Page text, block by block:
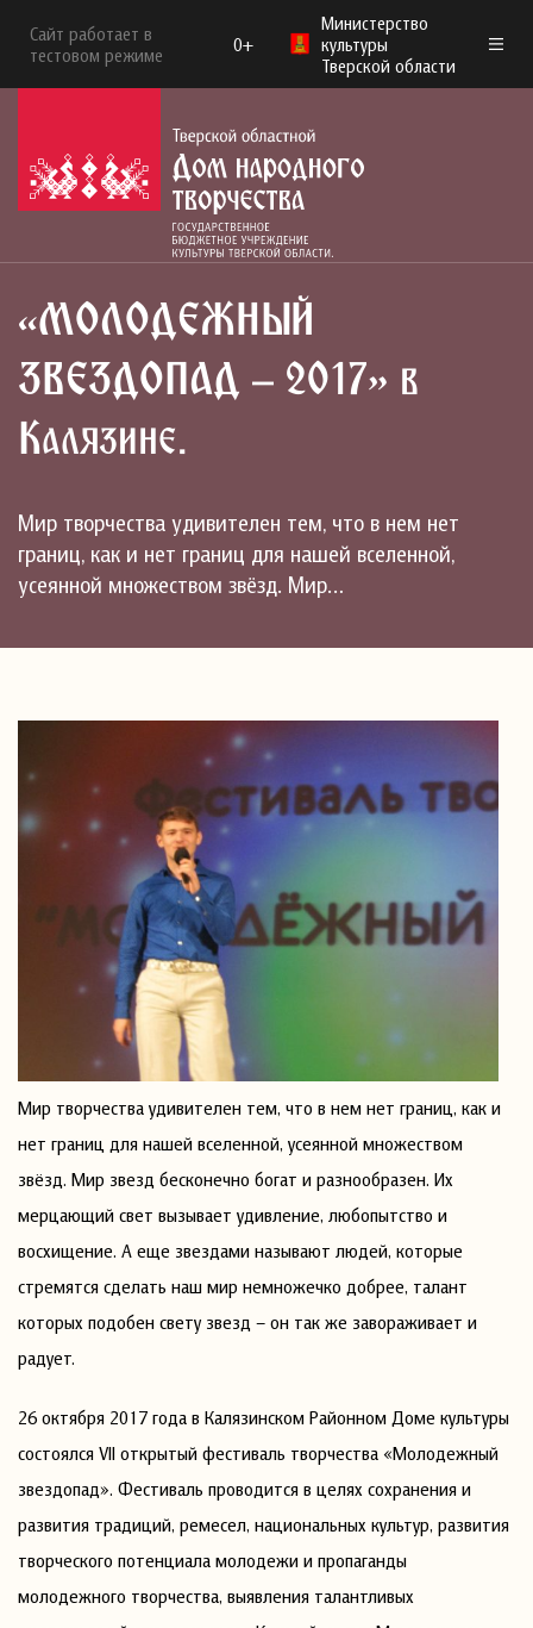
Сайт работает в
тестовом режиме
0+
Министерство
культуры
Тверской области
«МОЛОДЕЖНЫЙ
ЗВЕЗДОПАД – 2017» в
Калязине.
Мир творчества удивителен тем, что в нем нет
границ, как и нет границ для нашей вселенной,
усеянной множеством звёзд. Мир…
Мир творчества удивителен тем, что в нем нет границ, как и
нет границ для нашей вселенной, усеянной множеством
звёзд. Мир звезд бесконечно богат и разнообразен. Их
мерцающий свет вызывает удивление, любопытство и
восхищение. А еще звездами называют людей, которые
стремятся сделать наш мир немножечко добрее, талант
которых подобен свету звезд – он так же завораживает и
радует.
26 октября 2017 года в Калязинском Районном Доме культуры
состоялся VII открытый фестиваль творчества «Молодежный
звездопад». Фестиваль проводится в целях сохранения и
развития традиций, ремесел, национальных культур, развития
творческого потенциала молодежи и пропаганды
молодежного творчества, выявления талантливых